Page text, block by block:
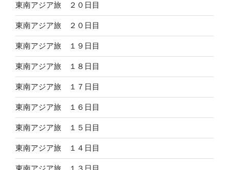
東南アジア旅 ２０日目
東南アジア旅 ２０日目
東南アジア旅 １９日目
東南アジア旅 １８日目
東南アジア旅 １７日目
東南アジア旅 １６日目
東南アジア旅 １５日目
東南アジア旅 １４日目